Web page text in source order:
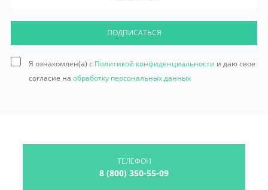
ПОДПИСАТЬСЯ
Я ознакомлен(а) с Политикой конфиденциальности и даю свое
согласие на обработку персональных данных
ТЕЛЕФОН
8 (800) 350-55-09